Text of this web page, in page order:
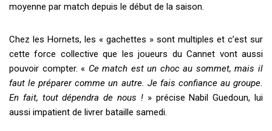
moyenne par match depuis le début de la saison.
Chez les Hornets, les « gachettes » sont multiples et c’est sur
cette force collective que les joueurs du Cannet vont aussi
pouvoir compter. « Ce match est un choc au sommet, mais il
faut le préparer comme un autre. Je fais confiance au groupe.
En fait, tout dépendra de nous ! » précise Nabil Guedoun, lui
aussi impatient de livrer bataille samedi.